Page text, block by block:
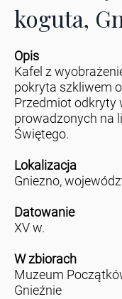
koguta,
Opis
Kafel z
pokryta szkliwem
Przedmiot odkryty
prowadzonych na
Świętego.
Lokalizacja
Gniezno,
Datowanie
XV w.
W zbiorach
Muzeum
Gnieźnie